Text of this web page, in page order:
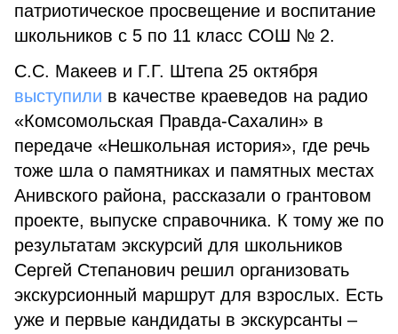
патриотическое просвещение и воспитание
школьников с 5 по 11 класс СОШ № 2.
С.С. Макеев и Г.Г. Штепа 25 октя­бря
выступили в качестве краеведов на радио
«Комсомольская Правда-Сахалин» в
передаче «Нешкольная история», где речь
тоже шла о памят­никах и памятных местах
Анивского района, рассказали о грантовом
проекте, выпуске справочника. К тому же по
результатам экскурсий для школьников
Сергей Степанович решил организовать
экскурсионный маршрут для взрослых. Есть
уже и первые кандидаты в экскурсанты –